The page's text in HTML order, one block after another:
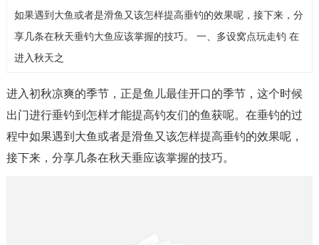
如果遇到大鱼或者是滑鱼又该怎样提高垂钓的效果呢，接下来，分
享几条在秋天垂钓大鱼应该掌握的技巧。 一、多设窝点玩走钓 在
进入秋天之
进入初秋凉爽的季节，正是鱼儿最佳开口的季节，这个时候
出门进行垂钓到怎样才能提高钓友们的鱼获呢。在垂钓的过
程中如果遇到大鱼或者是滑鱼又该怎样提高垂钓的效果呢，
接下来，分享几条在秋天垂应该掌握的技巧。